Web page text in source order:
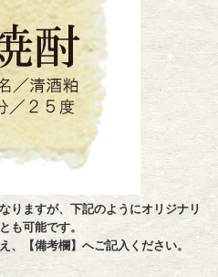
りますが、下記のようにオリジナリ
も可能です。
、【備考欄】へご記入ください。